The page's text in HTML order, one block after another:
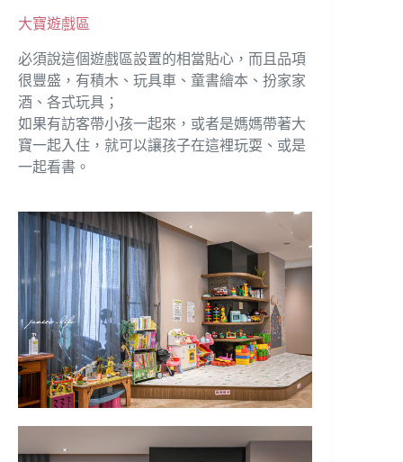
大寶遊戲區
必須說這個遊戲區設置的相當貼心，而且品項
很豐盛，有積木、玩具車、童書繪本、扮家家
酒、各式玩具；
如果有訪客帶小孩一起來，或者是媽媽帶著大
寶一起入住，就可以讓孩子在這裡玩耍、或是
一起看書。